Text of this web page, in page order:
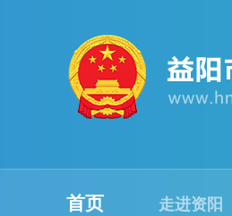
首页 走进资阳